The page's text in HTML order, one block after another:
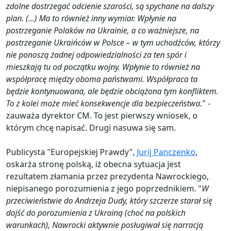
zdolne dostrzegać odcienie szarości, są spychane na dalszy
plan. (...) Ma to również inny wymiar. Wpłynie na
postrzeganie Polaków na Ukrainie, a co ważniejsze, na
postrzeganie Ukraińców w Polsce – w tym uchodźców, którzy
nie ponoszą żadnej odpowiedzialności za ten spór i
mieszkają tu od początku wojny. Wpłynie to również na
współpracę między oboma państwami. Współpraca ta
będzie kontynuowana, ale będzie obciążona tym konfliktem.
To z kolei może mieć konsekwencje dla bezpieczeństwa." -
zauważa dyrektor CM. To jest pierwszy wniosek, o
którym chcę napisać. Drugi nasuwa się sam.
Publicysta "Europejskiej Prawdy", Jurij Panczenko,
oskarża stronę polską, iż obecna sytuacja jest
rezultatem złamania przez prezydenta Nawrockiego,
niepisanego porozumienia z jego poprzednikiem. "W
przeciwieństwie do Andrzeja Dudy, który szczerze starał się
dojść do porozumienia z Ukrainą (choć na polskich
warunkach), Nawrocki aktywnie posługiwał się narracją